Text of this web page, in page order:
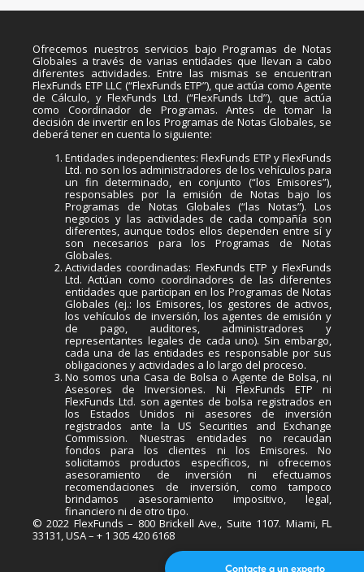
Ofrecemos nuestros servicios bajo Programas de Notas
Globales a través de varias entidades que llevan a cabo
diferentes actividades. Entre las mismas se encuentran
FlexFunds ETP LLC (“FlexFunds ETP”), que actúa como Agente
de Cálculo, y FlexFunds Ltd. (“FlexFunds Ltd”), que actúa
como Coordinador de Programas. Antes de tomar la
decisión de invertir en los Programas de Notas Globales, se
deberá tener en cuenta lo siguiente:
Entidades independientes: FlexFunds ETP y FlexFunds
Ltd. no son los administradores de los vehículos para
un fin determinado, en conjunto (“los Emisores”),
responsables por la emisión de Notas bajo los
Programas de Notas Globales (“las Notas”). Los
negocios y las actividades de cada compañía son
diferentes, aunque todos ellos dependen entre sí y
son necesarios para los Programas de Notas
Globales.
Actividades coordinadas: FlexFunds ETP y FlexFunds
Ltd. Actúan como coordinadores de las diferentes
entidades que participan en los Programas de Notas
Globales (ej.: los Emisores, los gestores de activos,
los vehículos de inversión, los agentes de emisión y
de pago, auditores, administradores y
representantes legales de cada uno). Sin embargo,
cada una de las entidades es responsable por sus
obligaciones y actividades a lo largo del proceso.
No somos una Casa de Bolsa o Agente de Bolsa, ni
Asesores de Inversiones. Ni FlexFunds ETP ni
FlexFunds Ltd. son agentes de bolsa registrados en
los Estados Unidos ni asesores de inversión
registrados ante la US Securities and Exchange
Commission. Nuestras entidades no recaudan
fondos para los clientes ni los Emisores. No
solicitamos productos específicos, ni ofrecemos
asesoramiento de inversión ni efectuamos
recomendaciones de inversión, como tampoco
brindamos asesoramiento impositivo, legal,
financiero ni de otro tipo.
© 2022 FlexFunds – 800 Brickell Ave., Suite 1107. Miami, FL
33131, USA – + 1 305 420 6168
Contacte a un experto